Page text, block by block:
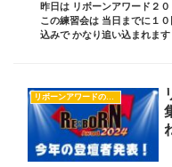
昨日は リボーンアワード２
この練習会は 当日までに１
込みで かなり追い込まれま
リボーンアワードのすべて